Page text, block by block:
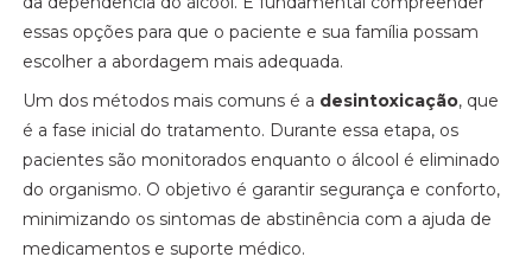
essas opções para que o paciente e sua família possam
escolher a abordagem mais adequada.
Um dos métodos mais comuns é a desintoxicação, que
é a fase inicial do tratamento. Durante essa etapa, os
pacientes são monitorados enquanto o álcool é eliminado
do organismo. O objetivo é garantir segurança e conforto,
minimizando os sintomas de abstinência com a ajuda de
medicamentos e suporte médico.